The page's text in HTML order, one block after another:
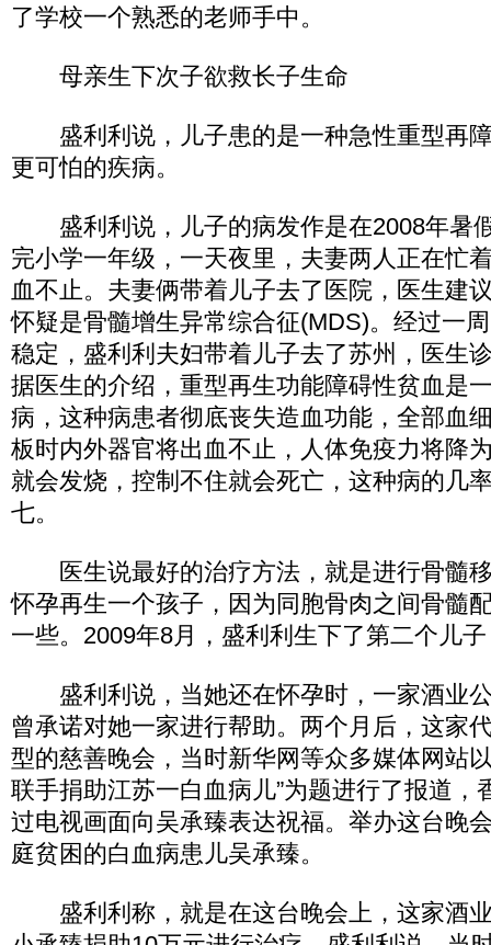
了学校一个熟悉的老师手中。
母亲生下次子欲救长子生命
盛利利说，儿子患的是一种急性重型再
更可怕的疾病。
盛利利说，儿子的病发作是在2008年暑
完小学一年级，一天夜里，夫妻两人正在忙
血不止。夫妻俩带着儿子去了医院，医生建
怀疑是骨髓增生异常综合征(MDS)。经过一
稳定，盛利利夫妇带着儿子去了苏州，医生
据医生的介绍，重型再生功能障碍性贫血是
病，这种病患者彻底丧失造血功能，全部血
板时内外器官将出血不止，人体免疫力将降
就会发烧，控制不住就会死亡，这种病的几
七。
医生说最好的治疗方法，就是进行骨髓
怀孕再生一个孩子，因为同胞骨肉之间骨髓
一些。2009年8月，盛利利生下了第二个儿
盛利利说，当她还在怀孕时，一家酒业
曾承诺对她一家进行帮助。两个月后，这家
型的慈善晚会，当时新华网等众多媒体网站
联手捐助江苏一白血病儿”为题进行了报道，
过电视画面向吴承臻表达祝福。举办这台晚
庭贫困的白血病患儿吴承臻。
盛利利称，就是在这台晚会上，这家酒